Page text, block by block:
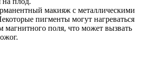
макияж с металлическими
пигменты могут нагреваться
магнитного поля, что может вызвать